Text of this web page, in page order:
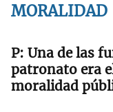
MORALIDAD
Una de las
patronato era
moralidad